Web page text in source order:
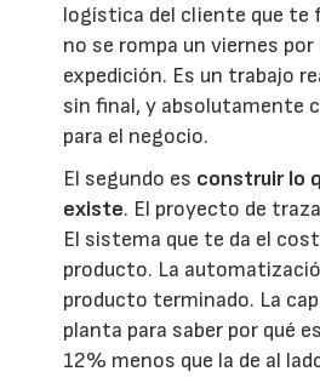
logística del cliente que te
no se rompa un viernes
expedición. Es un trabajo
sin final, y absolutamente
para el negocio.
El segundo es construir lo
existe. El proyecto de
El sistema que te da el
producto. La
producto terminado. La
planta para saber por qué
12% menos que la de al